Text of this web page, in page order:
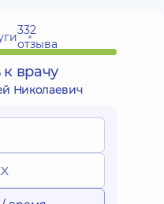
332
отзыва
к врачу
Николаевич